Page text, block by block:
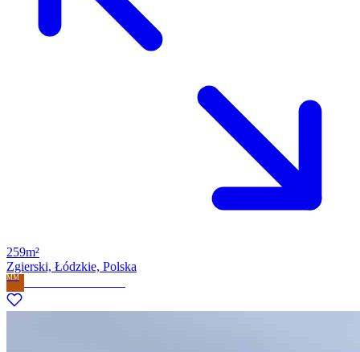
259m²
Zgierski, Łódzkie, Polska
MM